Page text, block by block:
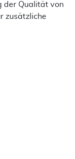
der Qualität von
zusätzliche